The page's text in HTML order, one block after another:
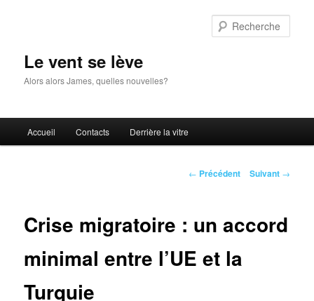
Le vent se lève
Alors alors James, quelles nouvelles?
principal
Accueil Contacts Derrière la vitre
Navigation
← Précédent Suivant →
Crise migratoire : un accord
minimal entre l’UE et la
Turquie